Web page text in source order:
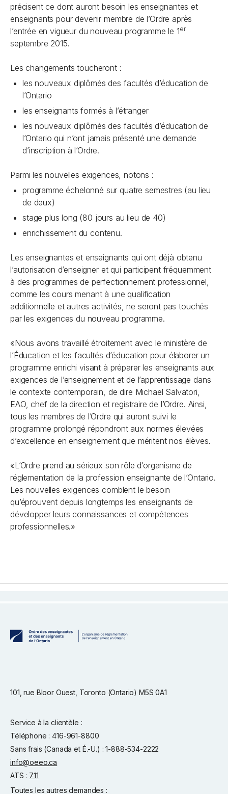
précisent ce dont auront besoin les enseignantes et
enseignants pour devenir membre de l’Ordre après
l’entrée en vigueur du nouveau programme le 1er
septembre 2015.
Les changements toucheront :
les nouveaux diplômés des facultés d’éducation de
l’Ontario
les enseignants formés à l’étranger
les nouveaux diplômés des facultés d’éducation de
l’Ontario qui n’ont jamais présenté une demande
d’inscription à l’Ordre.
Parmi les nouvelles exigences, notons :
programme échelonné sur quatre semestres (au lieu
de deux)
stage plus long (80 jours au lieu de 40)
enrichissement du contenu.
Les enseignantes et enseignants qui ont déjà obtenu
l’autorisation d’enseigner et qui participent fréquemment
à des programmes de perfectionnement professionnel,
comme les cours menant à une qualification
additionnelle et autres activités, ne seront pas touchés
par les exigences du nouveau programme.
«Nous avons travaillé étroitement avec le ministère de
l’Éducation et les facultés d’éducation pour élaborer un
programme enrichi visant à préparer les enseignants aux
exigences de l’enseignement et de l’apprentissage dans
le contexte contemporain, de dire Michael Salvatori,
EAO, chef de la direction et registraire de l’Ordre. Ainsi,
tous les membres de l’Ordre qui auront suivi le
programme prolongé répondront aux normes élevées
d’excellence en enseignement que méritent nos élèves.
«L’Ordre prend au sérieux son rôle d’organisme de
réglementation de la profession enseignante de l’Ontario.
Les nouvelles exigences comblent le besoin
qu’éprouvent depuis longtemps les enseignants de
développer leurs connaissances et compétences
professionnelles.»
101, rue Bloor Ouest, Toronto (Ontario) M5S 0A1
Service à la clientèle :
Téléphone : 416-961-8800
Sans frais (Canada et É.-U.) : 1-888-534-2222
info@oeeo.ca
ATS : 711
Toutes les autres demandes :